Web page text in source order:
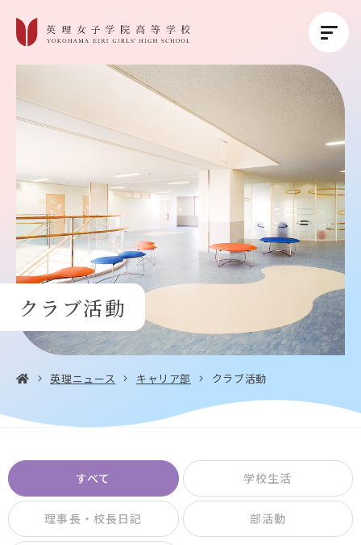
英理女子学院について
英理女子学院の教育
コース紹介
学校生活
進路・進学
受験生の方へ
アクセス
お問い合わせ・
資料請求
EN
クラブ活動
英理ニュース キャリア部 クラブ活動
すべて 学校生活
理事長・校長日記 部活動